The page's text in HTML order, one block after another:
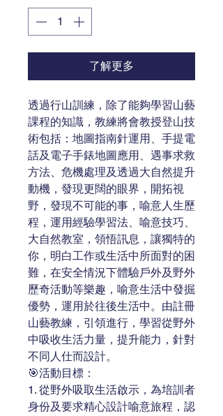
了解更多
透過行山訓練，除了能夠學習山藝
課程的知識，教練將會教授登山技
術包括：地圖指南針運用、手提電
話及電子手錶地圖應用、遇事求救
方法、危機處理及透過大自然提升
動機，發現更闊的眼界，開拓視
野，發現不可能的事，喻意人生歷
程，運用經驗學習法、喻意技巧、
大自然教室，領悟訊息，讓獨特的
你，明白工作或生活中所面對的困
難，在安全情況下體驗戶外及野外
歷奇活動等樂趣，喻意生活中發掘
優勢，運用於往後生活中。由註冊
山藝教練，引領進行，學習從野外
中吸收生活力量，提升能力，針對
不同人仕而設計。
🎯活動目標：
1. 從野外吸取生活啟示，為培訓者
身份及要求精心設計喻意旅程，認